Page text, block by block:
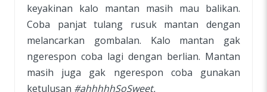
keyakinan kalo mantan masih mau balikan.
Coba panjat tulang rusuk mantan dengan
melancarkan gombalan. Kalo mantan gak
ngerespon coba lagi dengan berlian. Mantan
masih juga gak ngerespon coba gunakan
ketulusan #ahhhhhSoSweet.